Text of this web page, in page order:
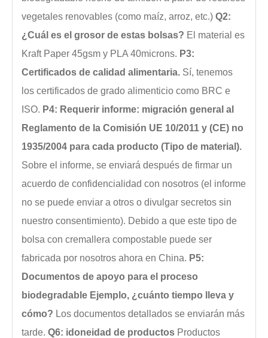
vegetales renovables (como maíz, arroz, etc.) Q2:
¿Cuál es el grosor de estas bolsas? El material es
Kraft Paper 45gsm y PLA 40microns. P3:
Certificados de calidad alimentaria. Sí, tenemos
los certificados de grado alimenticio como BRC e
ISO. P4: Requerir informe: migración general al
Reglamento de la Comisión UE 10/2011 y (CE) no
1935/2004 para cada producto (Tipo de material).
Sobre el informe, se enviará después de firmar un
acuerdo de confidencialidad con nosotros (el informe
no se puede enviar a otros o divulgar secretos sin
nuestro consentimiento). Debido a que este tipo de
bolsa con cremallera compostable puede ser
fabricada por nosotros ahora en China. P5:
Documentos de apoyo para el proceso
biodegradable Ejemplo, ¿cuánto tiempo lleva y
cómo? Los documentos detallados se enviarán más
tarde. Q6: idoneidad de productos Productos